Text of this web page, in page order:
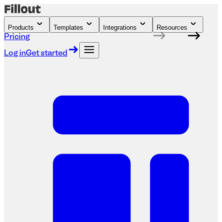
Products Templates Integrations Resources
Pricing
Log inGet started